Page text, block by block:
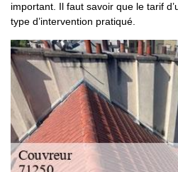
important. Il faut savoir que le tarif
type d’intervention pratiqué.